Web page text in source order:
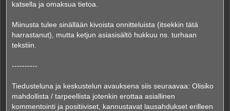
katsella ja omaksua tietoa.
Miinusta tulee sinällään kivoista onnitteluista (itsekkin tätä
harrastanut), mutta ketjun asiasisältö hukkuu ns. turhaan
tekstiin.
----------
Tiedusteluna ja keskustelun avauksena siis seuraavaa: Olisiko
mahdollista / tarpeellista jotenkin erottaa asiallinen
kommentointi ja positiiviset, kannustavat lausahdukset erilleen